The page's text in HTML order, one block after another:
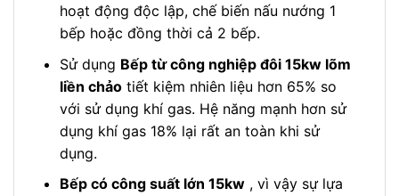
hoạt động độc lập, chế biến nấu nướng 1
bếp hoặc đồng thời cả 2 bếp.
Sử dụng Bếp từ công nghiệp đôi 15kw lõm
liền chảotiết kiệm nhiên liệu hơn 65% so
với sử dụng khí gas. Hệ năng mạnh hơn sử
dụng khí gas 18% lại rất an toàn khi sử
dụng.
Bếp có công suất lớn 15kw, vì vậy sự lựa